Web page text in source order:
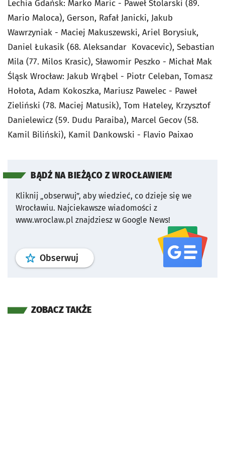
Lechia Gdańsk: Marko Maric - Paweł Stolarski (89.
Mario Maloca), Gerson, Rafał Janicki, Jakub
Wawrzyniak - Maciej Makuszewski, Ariel Borysiuk,
Daniel Łukasik (68. Aleksandar Kovacevic), Sebastian
Mila (77. Milos Krasic), Sławomir Peszko - Michał Mak
Śląsk Wrocław: Jakub Wrąbel - Piotr Celeban, Tomasz
Hołota, Adam Kokoszka, Mariusz Pawelec - Paweł
Zieliński (78. Maciej Matusik), Tom Hateley, Krzysztof
Danielewicz (59. Dudu Paraiba), Marcel Gecov (58.
Kamil Biliński), Kamil Dankowski - Flavio Paixao
BĄDŹ NA BIEŻĄCO Z WROCŁAWIEM!
Kliknij „obserwuj”, aby wiedzieć, co dzieje się we
Wrocławiu. Najciekawsze wiadomości z
www.wroclaw.pl znajdziesz w Google News!
Obserwuj profil serwisu
ZOBACZ TAKŻE